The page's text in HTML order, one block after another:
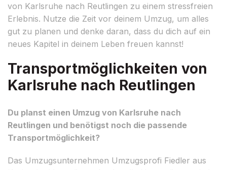
von Karlsruhe nach Reutlingen zu einem stressfreien
Erlebnis. Nutze die Zeit vor deinem Umzug, um alles
gut zu planen und denke daran, dass du dich auf ein
neues Kapitel in deinem Leben freuen kannst!
Transportmöglichkeiten von
Karlsruhe nach Reutlingen
Du planst einen Umzug von Karlsruhe nach
Reutlingen und benötigst noch die passende
Transportmöglichkeit?
Das Umzugsunternehmen Umzugsprofi Fiedler aus